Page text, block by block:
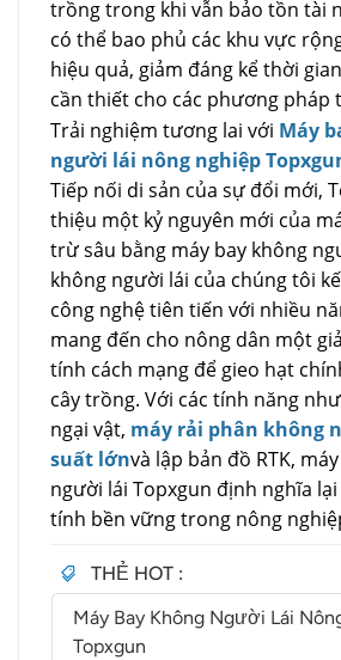
trồng trong khi vẫn bảo tồn tài
có thể bao phủ các khu vực
hiệu quả, giảm đáng kể thời
cần thiết cho các phương pháp
Trải nghiệm tương lai với Máy
người lái nông nghiệp
Tiếp nối di sản của sự đổi mới,
thiệu một kỷ nguyên mới của
trừ sâu bằng máy bay không
không người lái của chúng tôi
công nghệ tiên tiến với nhiều
mang đến cho nông dân một
tính cách mạng để gieo hạt
cây trồng. Với các tính năng
ngại vật, máy rải phân không
suất lớnvà lập bản đồ RTK,
người lái Topxgun định nghĩa
tính bền vững trong nông
THẺ HOT :
Máy Bay Không Người Lái
Topxgun